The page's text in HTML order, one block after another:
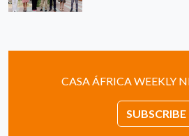
CASA ÁFRICA WEEKLY
SUBSCRIBE